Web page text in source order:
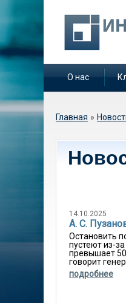
О нас
Вы здесь
Главная »
14.10.2025
А. С.
Остановить
пустеют из-
превышает
говорит
подробнее